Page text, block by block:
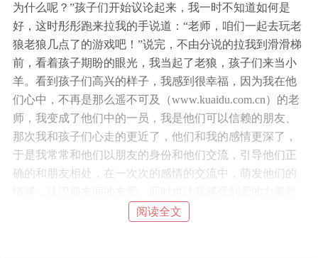
为什么呢？”孩子们开始议论起来，我一时不知道如何是
好，这时彤彤跑来拉我的手说道：“老师，咱们一起去玩老
狼老狼几点了的游戏吧！”说完，不由分说的拉我到滑滑梯
前，看着孩子期盼的眼光，我当起了老狼，孩子们来当小
羊。看到孩子们高兴的样子，我感到很幸福，因为我在他
们心中，不再是那么遥不可及（www.kuaidu.com.cn）的老
师，我变成了他们中的一员，我是他们可以信赖的朋友、
那次我和孩子们心走的更近了，他们和我的感情更深了，
于是我常常和他们以朋友的身份和他们交流，引导他们正
确的和朋友相处，在一次次的感情的交流中，萌发他们的
如此巨大。我用爱留下了一串串坚实的脚印，孩子们的骄
阅读全文